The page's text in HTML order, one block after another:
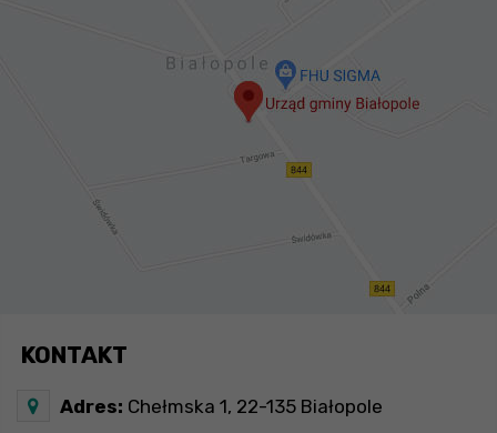
KONTAKT
Adres: Chełmska 1, 22-135 Białopole